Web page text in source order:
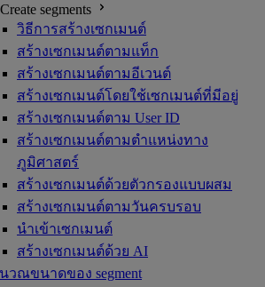
Create segments
วิธีการสร้างเซกเมนต์
สร้างเซกเมนต์ตามแท็ก
สร้างเซกเมนต์ตามอีเวนต์
สร้างเซกเมนต์โดยใช้เซกเมนต์ที่มีอยู่
สร้างเซกเมนต์ตาม User ID
สร้างเซกเมนต์ตามตำแหน่งทาง
ภูมิศาสตร์
สร้างเซกเมนต์ด้วยตัวกรองแบบผสม
สร้างเซกเมนต์ตามวันครบรอบ
นำเข้าเซกเมนต์
สร้างเซกเมนต์ด้วย AI
วณขนาดของ segment